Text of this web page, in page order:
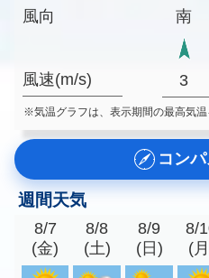
風向
風速(m/s)
南
3
※気温グラフは、表示期間の最高気温
コン
週間天気
8/7
(金)
8/8
(土)
8/9
(日)
8/
(